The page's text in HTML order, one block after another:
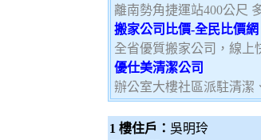
離南勢角捷運站400公尺
搬家公司比價-全民比價網
全省優質搬家公司，線上
優仕美清潔公司
辦公室大樓社區派駐清潔
1 樓住戶： 吳明玲